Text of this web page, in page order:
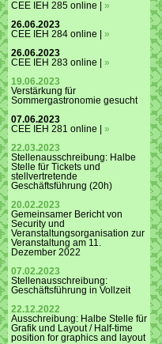
CEE IEH 285 online | »
26.06.2023
CEE IEH 284 online | »
26.06.2023
CEE IEH 283 online | »
19.06.2023
Verstärkung für
Sommergastronomie gesucht
07.06.2023
CEE IEH 281 online | »
22.03.2023
Stellenausschreibung: Halbe
Stelle für Tickets und
stellvertretende
Geschäftsführung (20h)
20.02.2023
Gemeinsamer Bericht von
Security und
Veranstaltungsorganisation zur
Veranstaltung am 11.
Dezember 2022
07.02.2023
Stellenausschreibung:
Geschäftsführung in Vollzeit
22.12.2022
Ausschreibung: Halbe Stelle für
Grafik und Layout / Half-time
position for graphics and layout